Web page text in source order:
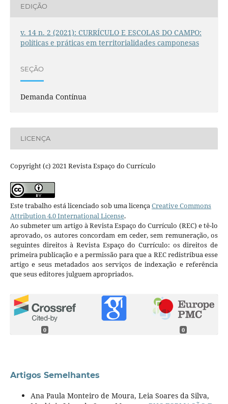
EDIÇÃO
v. 14 n. 2 (2021): CURRÍCULO E ESCOLAS DO CAMPO:
políticas e práticas em territorialidades camponesas
SEÇÃO
Demanda Contínua
LICENÇA
Copyright (c) 2021 Revista Espaço do Currículo
Este trabalho está licenciado sob uma licençaCreative Commons
Attribution 4.0 International License.
Ao submeter um artigo à Revista Espaço do Currículo (REC) e tê-lo
aprovado, os autores concordam em ceder, sem remuneração, os
seguintes direitos à Revista Espaço do Currículo: os direitos de
primeira publicação e a permissão para que a REC redistribua esse
artigo e seus metadados aos serviços de indexação e referência
que seus editores julguem apropriados.
0 0
Artigos Semelhantes
Ana Paula Monteiro de Moura, Leia Soares da Silva,